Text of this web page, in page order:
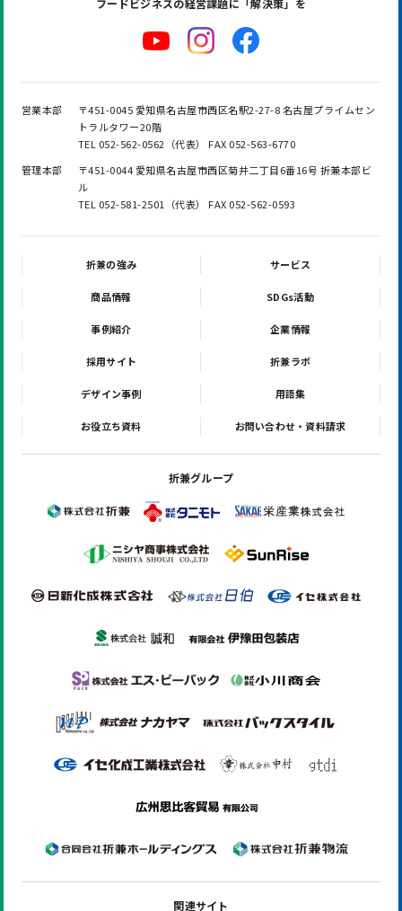
フードビジネスの経営課題に「解決策」を
営業本部
〒451-0045 愛知県名古屋市西区名駅2-27-8 名古屋プライムセン
トラルタワー20階
TEL 052-562-0562（代表） FAX 052-563-6770
管理本部
〒451-0044 愛知県名古屋市西区菊井二丁目6番16号 折兼本部ビ
ル
TEL 052-581-2501（代表） FAX 052-562-0593
折兼の強み サービス
商品情報 SDGs活動
事例紹介 企業情報
採用サイト 折兼ラボ
デザイン事例 用語集
お役立ち資料 お問い合わせ・資料請求
折兼グループ
関連サイト